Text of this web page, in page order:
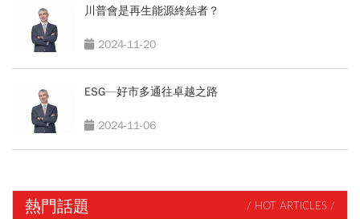
川普會是再生能源終結者？
2024-11-20
ESG—好市多通往卓越之路
2024-11-06
熱門話題 / HOT ARTICLES /